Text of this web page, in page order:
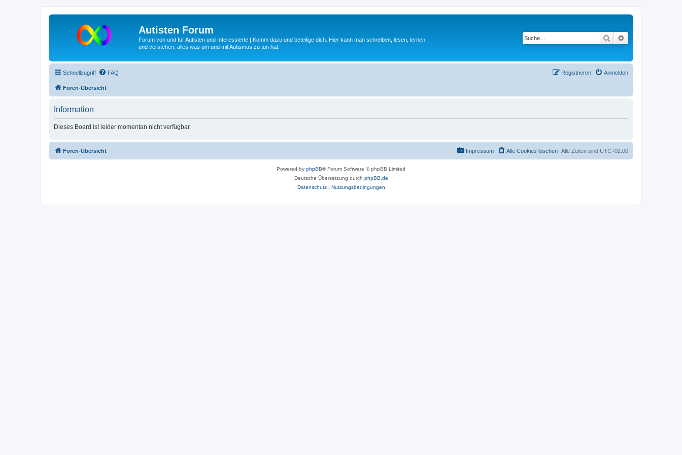
Autisten Forum
Forum von und für Autisten und Interessierte | Komm dazu und beteilige dich. Hier kann man schreiben, lesen, lernen
und verstehen, alles was um und mit Autismus zu tun hat.
Suche
Schnellzugriff FAQ Anmelden
Registrieren
Foren-Übersicht
Information
Dieses Board ist leider momentan nicht verfügbar.
Foren-Übersicht Alle Zeiten sind UTC+02:00
Alle Cookies löschen
Impressum
Powered by phpBB® Forum Software © phpBB Limited
Deutsche Übersetzung durch phpBB.de
Datenschutz| Nutzungsbedingungen